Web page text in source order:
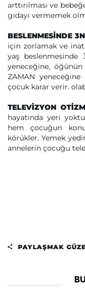
arttırılması ve
gıdayı vermemek
BESLENMESİNDE
için zorlamak ve
yaş beslenmesinde
yeneceğine,
ZAMAN
çocuk karar verir.
TELEVİZYON
hayatında yeri
hem çocuğun
körükler. Yemek
annelerin çocuğu
PAYLAŞMAK